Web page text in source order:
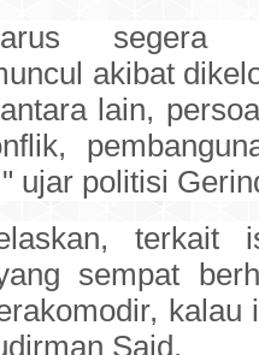
segera
akibat
lain,
ujar politisi
terkait
sempat
kalau
Said.